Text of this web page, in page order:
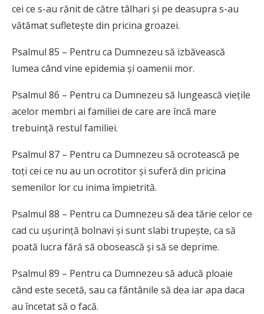
cei ce s-au rănit de către tâlhari și pe deasupra s-au
vătămat sufletește din pricina groazei.
Psalmul 85 – Pentru ca Dumnezeu să izbăvească
lumea când vine epidemia și oamenii mor.
Psalmul 86 – Pentru ca Dumnezeu să lungească viețile
acelor membri ai familiei de care are încă mare
trebuință restul familiei.
Psalmul 87 – Pentru ca Dumnezeu să ocrotească pe
toți cei ce nu au un ocrotitor și suferă din pricina
semenilor lor cu inima împietrită.
Psalmul 88 – Pentru ca Dumnezeu să dea tărie celor ce
cad cu ușurință bolnavi și sunt slabi trupește, ca să
poată lucra fără să obosească și să se deprime.
Psalmul 89 – Pentru ca Dumnezeu să aducă ploaie
când este secetă, sau ca fântânile să dea iar apa daca
au încetat să o facă.